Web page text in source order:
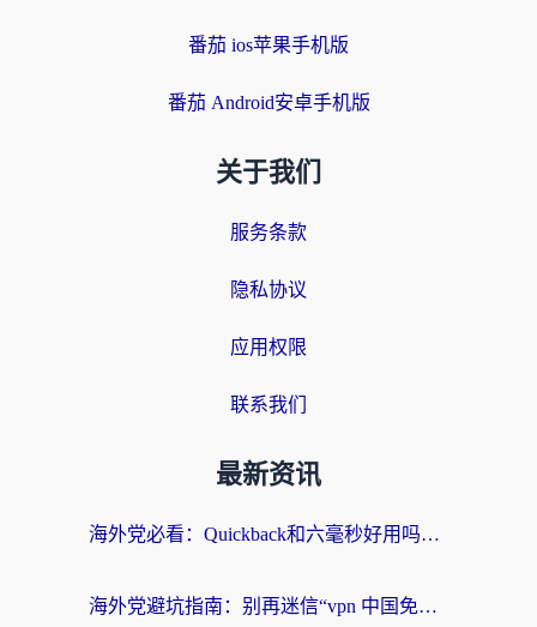
番茄 ios苹果手机版
番茄 Android安卓手机版
关于我们
服务条款
隐私协议
应用权限
联系我们
最新资讯
海外党必看：Quickback和六毫秒好用吗？3步选对回国加速器，无缝刷国内剧玩游戏
海外党避坑指南：别再迷信“vpn 中国免费”，选对回国加速器才能无缝刷国内资源